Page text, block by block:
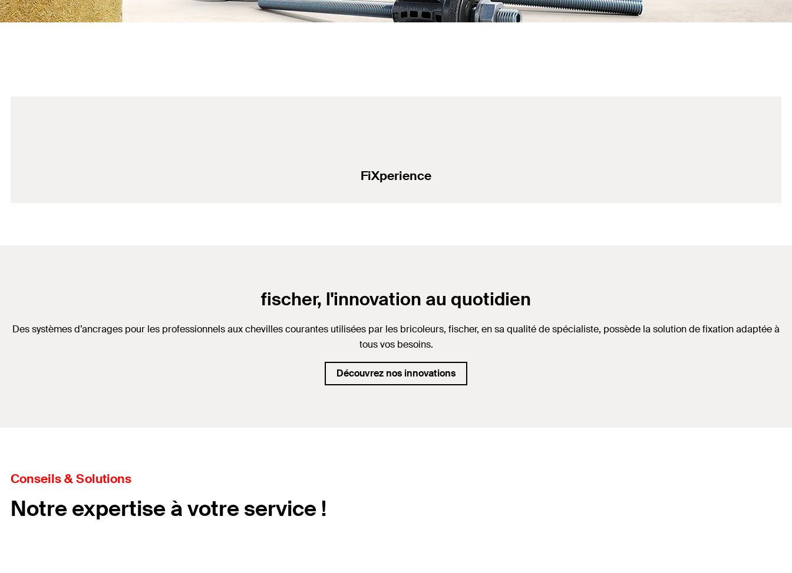
FiXperience
fischer, l'innovation au quotidien
Des systèmes d’ancrages pour les professionnels aux chevilles courantes utilisées par les bricoleurs, fischer, en sa qualité de spécialiste, possède la solution de fixation adaptée à
tous vos besoins.
Découvrez nos innovations
Conseils & Solutions
Notre expertise à votre service !